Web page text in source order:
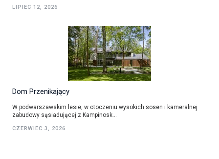
LIPIEC 12, 2026
Dom Przenikający
W podwarszawskim lesie, w otoczeniu wysokich sosen i kameralnej
zabudowy sąsiadującej z Kampinosk...
CZERWIEC 3, 2026